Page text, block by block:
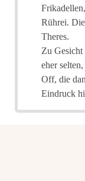
Rührei.
Theres.
Zu
eher
Off, die
Eindruck